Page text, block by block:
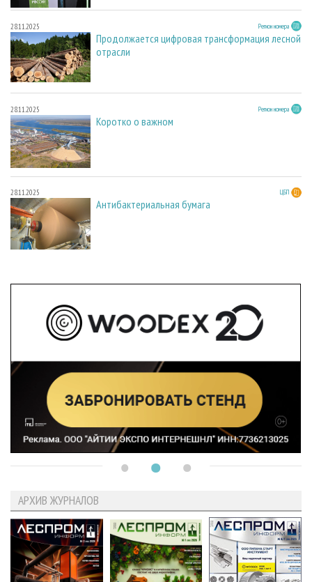
28.11.2025 Регион номера
Продолжается цифровая трансформация лесной
отрасли
28.11.2025 Регион номера
Коротко о важном
28.11.2025 ЦБП
Антибактериальная бумага
АРХИВ ЖУРНАЛОВ